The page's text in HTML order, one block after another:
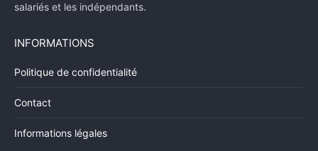
salariés et les indépendants.
INFORMATIONS
Politique de confidentialité
Contact
Informations légales